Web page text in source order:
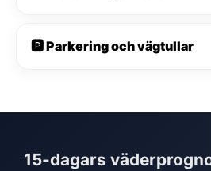
🅿️ Parkering och vägtullar
15-dagars